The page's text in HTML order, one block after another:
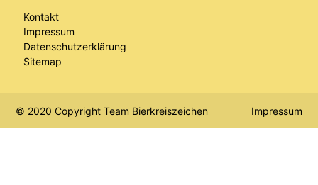
Kontakt
Impressum
Datenschutzerklärung
Sitemap
© 2020 Copyright Team Bierkreiszeichen Impressum